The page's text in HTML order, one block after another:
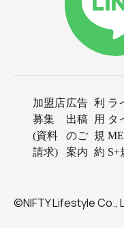
加盟店
募集
(資料
請求)
広告
出稿
のご
案内
利
用
規
約
ラ
タ
S+
©NIFTY Lifestyle Co.,